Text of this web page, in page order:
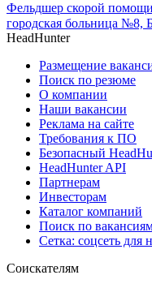
Фельдшер скорой помощи
городская больница №8,
HeadHunter
Размещение
Поиск по резюме
О компании
Наши вакансии
Реклама на сайте
Требования к ПО
Безопасный
HeadHunter API
Партнерам
Инвесторам
Каталог компаний
Поиск по
Сетка: соцсеть для
Соискателям